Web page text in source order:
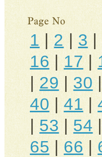
1|2|3|
16|17|
|29|30
40|41|
|53|54
65|66|